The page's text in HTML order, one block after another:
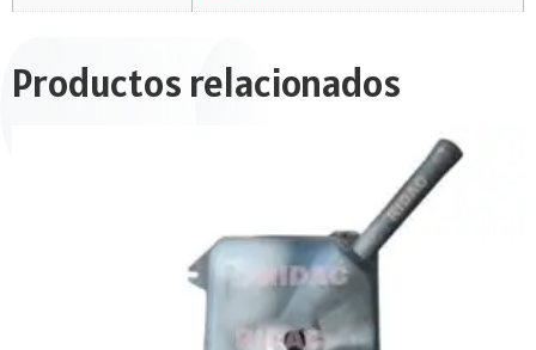
Productos relacionados